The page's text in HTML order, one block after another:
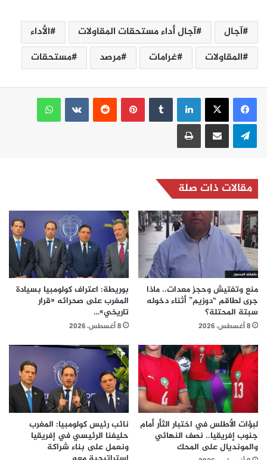
آجال آجال أداء مستحقات المقاولات
الأداء
المقاولات
غرامات مرصد مستحقات
لينكدإن بينتيريست
واتساب
تيلقرام مشاركة عبر البريد طباعة
مقالات ذات صلة
منع وتفتيش وحجز معدات.. ماذا
جرى لطاقم “دوزيم” أثناء دخوله
سبتة المحتلة؟
8 أغسطس، 2026
بوريطة: اعتراف كولومبيا بسيادة
المغرب على صحرائه «قرار
تاريخي»…
8 أغسطس، 2026
لبؤات الأطلس في اختبار الثأر أمام
جنوب إفريقيا.. نصف النهائي
والمونديال على المحك
نائب رئيس كولومبيا: المغرب
حليفنا الرئيسي في إفريقيا
ونعمل على بناء شراكة